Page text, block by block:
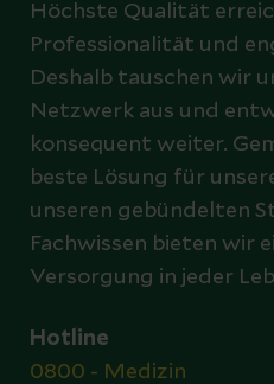
Höchste Qualität
Professionalität und
Deshalb tauschen wir
Netzwerk aus und
konsequent weiter.
beste Lösung für
unseren gebündelten
Fachwissen bieten wir
Versorgung in jeder
Hotline
0800 - Medizin